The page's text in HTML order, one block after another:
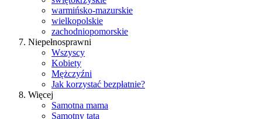
warmińsko-mazurskie
wielkopolskie
zachodniopomorskie
Niepełnosprawni
Wszyscy
Kobiety
Mężczyźni
Jak korzystać bezpłatnie?
Więcej
Samotna mama
Samotny tata